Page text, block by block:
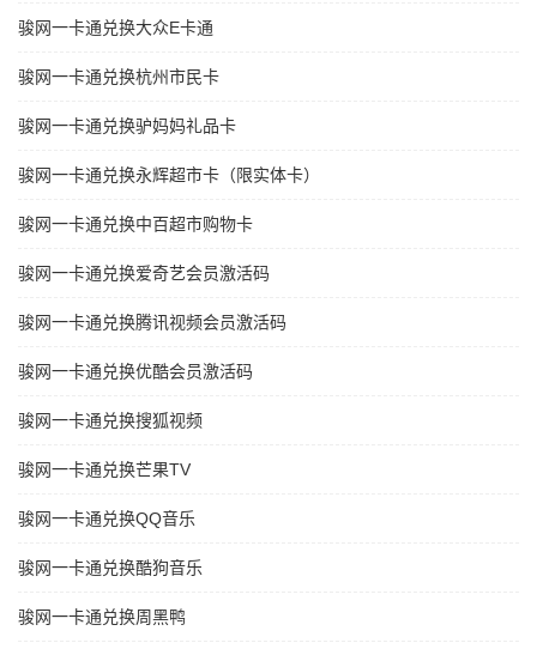
骏网一卡通兑换大众E卡通
骏网一卡通兑换杭州市民卡
骏网一卡通兑换驴妈妈礼品卡
骏网一卡通兑换永辉超市卡（限实体卡）
骏网一卡通兑换中百超市购物卡
骏网一卡通兑换爱奇艺会员激活码
骏网一卡通兑换腾讯视频会员激活码
骏网一卡通兑换优酷会员激活码
骏网一卡通兑换搜狐视频
骏网一卡通兑换芒果TV
骏网一卡通兑换QQ音乐
骏网一卡通兑换酷狗音乐
骏网一卡通兑换周黑鸭